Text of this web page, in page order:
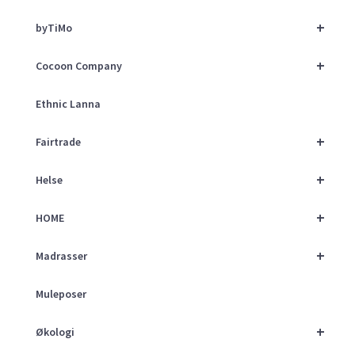
+
byTiMo
+
Cocoon Company
Ethnic Lanna
+
Fairtrade
+
Helse
+
HOME
+
Madrasser
Muleposer
+
Økologi